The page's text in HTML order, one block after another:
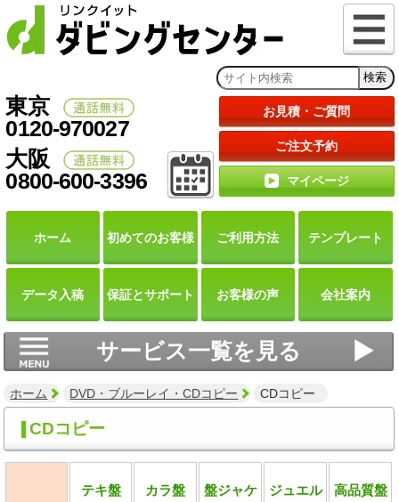
お見積・ご質問
ご注文予約
マイページ
東京
0120-970027
大阪
0800-600-3396
ホーム 初めてのお客様 ご利用方法 テンプレート
データ 入稿 保証とサポート お客様の声 会社案内
サービス一覧を見る
ホーム DVD・ブルーレイ・CDコピー CDコピー
CDコピー
テキ盤
カラ盤
盤ジャケ
ジュエル
高品質盤